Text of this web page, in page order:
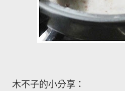
木不子的小分享：